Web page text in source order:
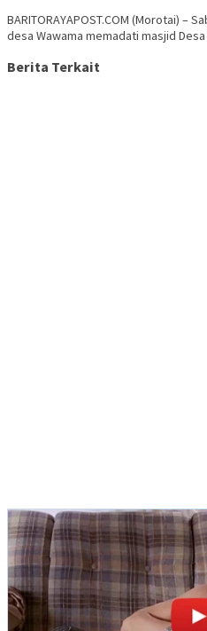
BARITORAYAPOST.COM (Morotai) –
desa Wawama memadati masjid
Berita Terkait